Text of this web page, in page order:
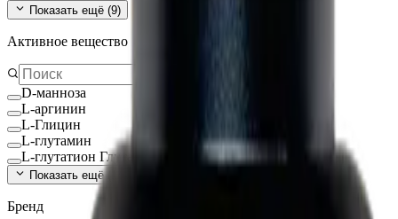
Показать ещё (9)
Активное вещество
D-манноза
L-аргинин
L-Глицин
L-глутамин
L-глутатион Глутатион
Показать ещё (
Бренд